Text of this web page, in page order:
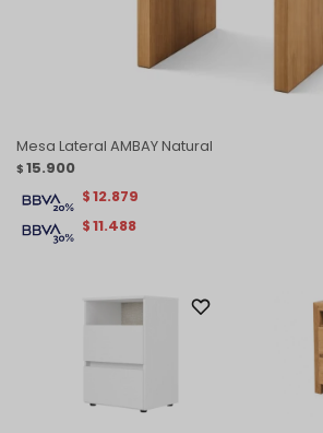
Mesa Lateral AMBAY Natural
$ 15.900
$11.488
$12.879